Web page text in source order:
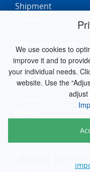
We use cookies to
improve it and to
your individual needs.
website. Use the
adjust
Shipment
MK worldwide
Germania
Paesi Bassi
Austria